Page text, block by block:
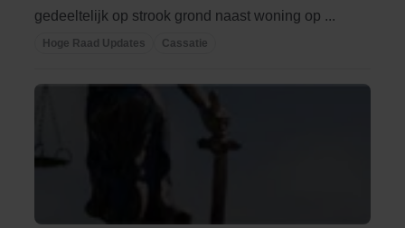
gedeeltelijk op strook grond naast woning op ...
Hoge Raad Updates Cassatie